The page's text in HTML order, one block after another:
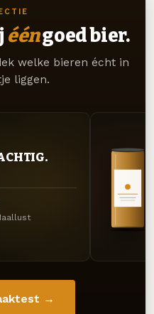
ééngoed bier.
welke bieren écht in
liggen.
→